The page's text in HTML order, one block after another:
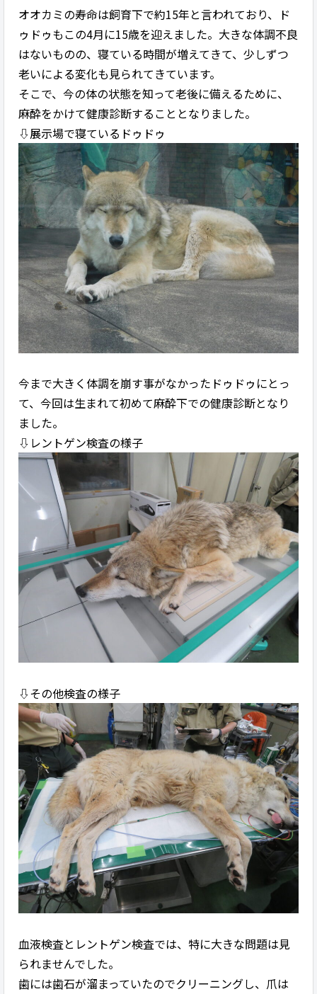
オオカミの寿命は飼育下で約15年と言われており、ド
ゥドゥもこの4月に15歳を迎えました。大きな体調不良
はないものの、寝ている時間が増えてきて、少しずつ
老いによる変化も見られてきています。
そこで、今の体の状態を知って老後に備えるために、
麻酔をかけて健康診断することとなりました。
⇩展示場で寝ているドゥドゥ
今まで大きく体調を崩す事がなかったドゥドゥにとっ
て、今回は生まれて初めて麻酔下での健康診断となり
ました。
⇩レントゲン検査の様子
⇩その他検査の様子
血液検査とレントゲン検査では、特に大きな問題は見
られませんでした。
歯には歯石が溜まっていたのでクリーニングし、爪は